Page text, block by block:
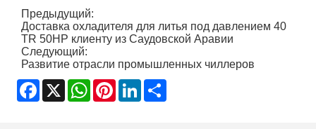
Предыдущий:
Доставка охладителя для литья под давлением 40
TR 50HP клиенту из Саудовской Аравии
Следующий:
Развитие отрасли промышленных чиллеров
Facebook
X WhatsApp
PinterestLinkedIn